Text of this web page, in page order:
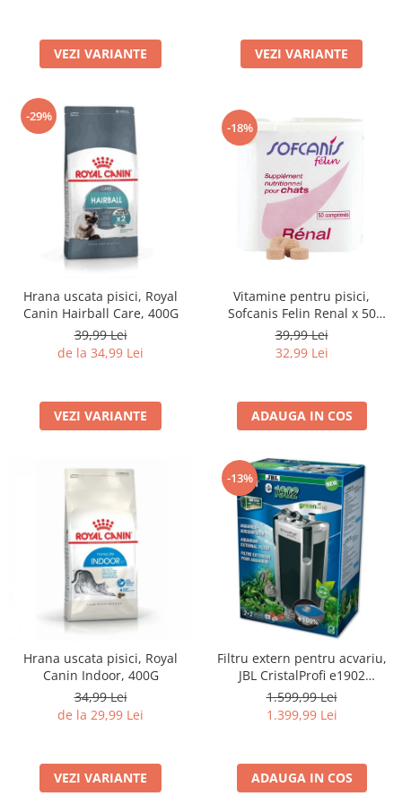
Suplimente vitamino minerale
reptile
Iazuri
Igiena Iazuri
Conditioner apa iaz
Hrana pesti iazuri
Teste apa iaz
Pompe iaz
Accesorii iaz
Cai
Toaletare cai
Accesorii cai
VEZI VARIANTE VEZI VARIANTE
-29%
Hrana uscata pisici, Royal
Canin Hairball Care, 400G
39,99 Lei
de la 34,99 Lei
VEZI VARIANTE
-18%
Vitamine pentru pisici,
Sofcanis Felin Renal x 50
comprimate
39,99 Lei
32,99 Lei
ADAUGA IN COS
Hrana uscata pisici, Royal
Canin Indoor, 400G
34,99 Lei
de la 29,99 Lei
VEZI VARIANTE
-13%
Filtru extern pentru acvariu,
JBL CristalProfi e1902
greenline, 200 - 800 L
1.599,99 Lei
1.399,99 Lei
ADAUGA IN COS